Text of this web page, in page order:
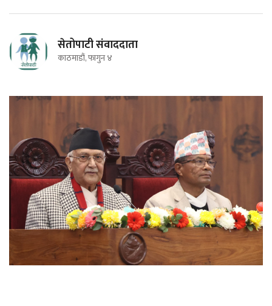
सेतोपाटी संवाददाता
काठमाडौं, फागुन ४